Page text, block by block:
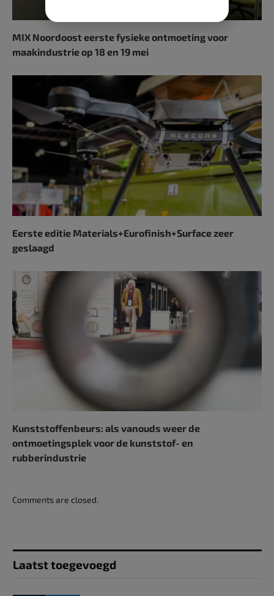
MIX Noordoost eerste fysieke ontmoeting voor
maakindustrie op 18 en 19 mei
Eerste editie Materials+Eurofinish+Surface zeer
geslaagd
Kunststoffenbeurs: als vanouds weer de
ontmoetingsplek voor de kunststof- en
rubberindustrie
Comments are closed.
Laatst toegevoegd